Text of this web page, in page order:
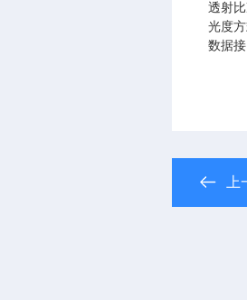
透射
光度
数据